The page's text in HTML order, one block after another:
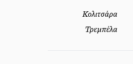
Κολιτσάρα
Τρεμπέλα